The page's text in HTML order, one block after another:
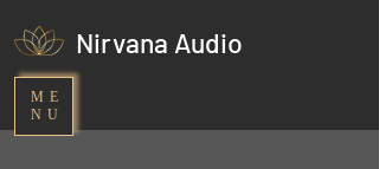
ME
NU
Nirvana Audio